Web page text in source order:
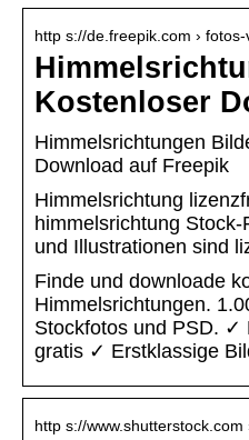
http s://de.freepik.com ›
Kostenloser
Himmelsrichtungen
Download auf Freepik
Himmelsrichtung
himmelsrichtung
und Illustrationen sind
Finde und downloade
Himmelsrichtungen.
Stockfotos und PSD. ✓
gratis ✓ Erstklassige
http s://www.shutterstock.com